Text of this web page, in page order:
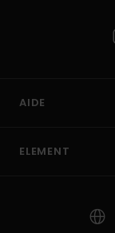
AIDE
ELEMENT